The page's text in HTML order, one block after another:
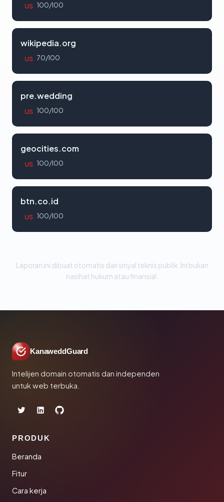
US 100/100
wikipedia.org
US 70/100
pre.wedding
US 100/100
geocities.com
US 100/100
btn.co.id
US 100/100
Laporan ini dibuat otomatis dari sinyal teknis publik. Ini bukan
nasihat hukum atau finansial.
KanaweddGuard
Intelijen domain otomatis dan independen
untuk web terbuka.
PRODUK
Beranda
Fitur
Cara kerja